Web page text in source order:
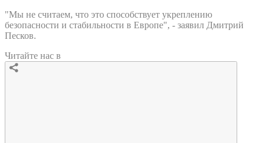
"Мы не считаем, что это способствует укреплению
безопасности и стабильности в Европе", - заявил Дмитрий
Песков.
Читайте нас в